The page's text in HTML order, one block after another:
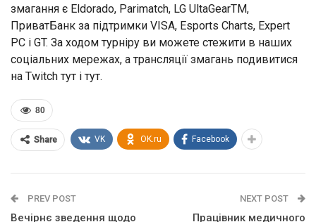
змагання є Eldorado, Parimatch, LG UltaGearTM,
ПриватБанк за підтримки VISA, Esports Charts, Expert
PC і GT. За ходом турніру ви можете стежити в наших
соціальних мережах, а трансляції змагань подивитися
на Twitch тут і тут.
80
Share VK OK.ru Facebook
PREV POST
Вечірнє зведення щодо
NEXT POST
Працівник медичного